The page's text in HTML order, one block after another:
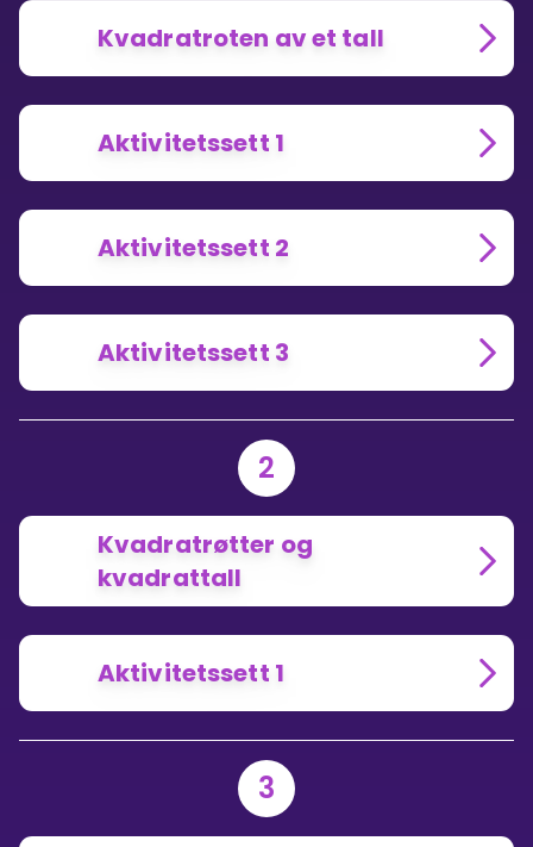
Kvadratroten av et tall
Aktivitetssett 1
Aktivitetssett 2
Aktivitetssett 3
2
Kvadratrøtter og
kvadrattall
Aktivitetssett 1
3